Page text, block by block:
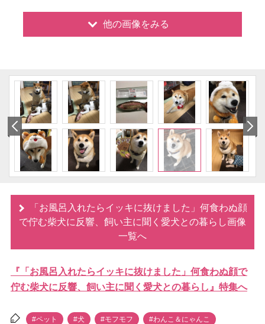
他の画像をみる
「お風呂入れたらイッキに抜けました」何食わぬ顔
で佇む柴犬に反響、飼い主に聞く愛犬との暮らし画像
一覧へ
『「お風呂入れたらイッキに抜けました」何食わぬ顔で
佇む柴犬に反響、飼い主に聞く愛犬との暮らし』特集へ
#ペット #犬 #モフモフ #わんこ＆にゃんこ